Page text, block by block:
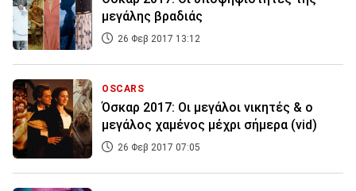
μεγάλης βραδιάς
26 Φεβ 2017 13:12
OSCARS
Όσκαρ 2017: Οι μεγάλοι νικητές & ο
μεγάλος χαμένος μέχρι σήμερα (vid)
26 Φεβ 2017 07:05